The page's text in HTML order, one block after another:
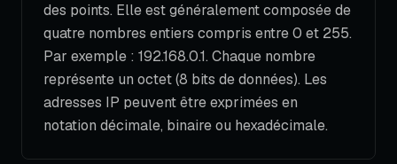
des points. Elle est généralement composée de
quatre nombres entiers compris entre 0 et 255.
Par exemple : 192.168.0.1. Chaque nombre
représente un octet (8 bits de données). Les
adresses IP peuvent être exprimées en
notation décimale, binaire ou hexadécimale.